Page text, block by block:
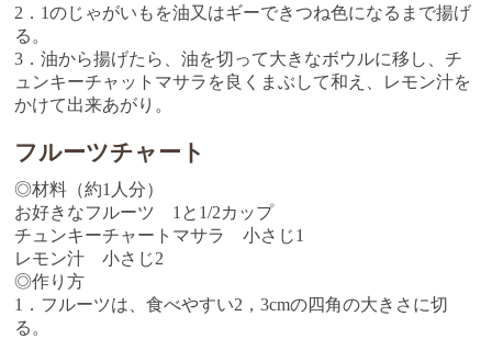
2．1のじゃがいもを油又はギーできつね色になるまで揚げ
る。
3．油から揚げたら、油を切って大きなボウルに移し、チ
ュンキーチャットマサラを良くまぶして和え、レモン汁を
かけて出来あがり。
フルーツチャート
◎材料（約1人分）
お好きなフルーツ 1と1/2カップ
チュンキーチャートマサラ 小さじ1
レモン汁 小さじ2
◎作り方
1．フルーツは、食べやすい2，3cmの四角の大きさに切
る。